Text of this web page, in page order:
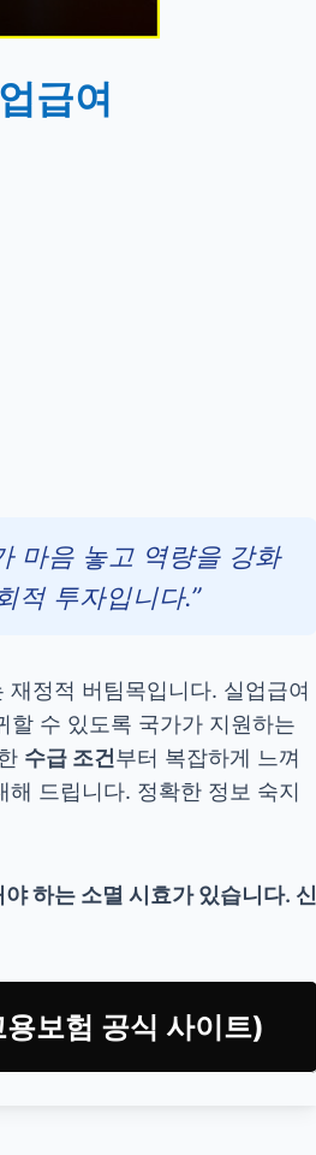
급여
마음 놓고 역량을 강화
적 투자입니다.”
재정적 버팀목입니다. 실업급여
할 수 있도록 국가가 지원하는
수급 조건부터 복잡하게 느껴
드립니다. 정확한 정보 숙지
야 하는 소멸 시효가 있습니다. 신
보험 공식 사이트)